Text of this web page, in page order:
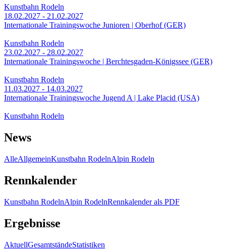
Kunstbahn Rodeln
18.02.2027 - 21.02.2027
Internationale Trainingswoche Junioren | Oberhof (GER)
Kunstbahn Rodeln
23.02.2027 - 28.02.2027
Internationale Trainingswoche | Berchtesgaden-Königssee (GER)
Kunstbahn Rodeln
11.03.2027 - 14.03.2027
Internationale Trainingswoche Jugend A | Lake Placid (USA)
Kunstbahn Rodeln
News
AlleAllgemeinKunstbahn RodelnAlpin Rodeln
Rennkalender
Kunstbahn RodelnAlpin RodelnRennkalender als PDF
Ergebnisse
AktuellGesamtständeStatistiken